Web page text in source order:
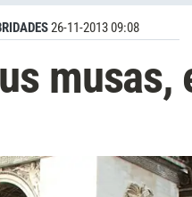
26-11-2013 09:08
musas,